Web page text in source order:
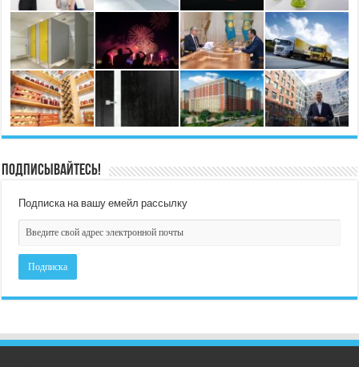
Подписывайтесь!
Подписка на вашу емейл рассылку